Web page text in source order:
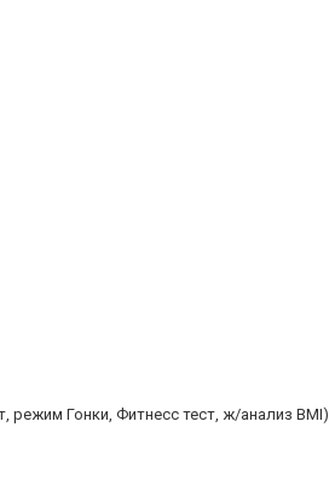
режим Гонки, Фитнесс тест, ж/анализ BMI)